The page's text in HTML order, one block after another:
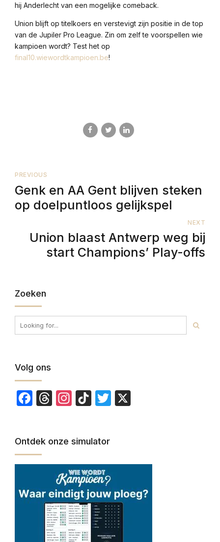
hij Anderlecht van een mogelijke comeback.
Union blijft op titelkoers en verstevigt zijn positie in de top
van de Jupiler Pro League. Zin om zelf te voorspellen wie
kampioen wordt? Test het op
final10.wiewordtkampioen.be!
PREVIOUS
Genk en AA Gent blijven steken
op doelpuntloos gelijkspel
NEXT
Union blaast Antwerp weg bij
start Champions’ Play-offs
Zoeken
Volg ons
Facebook
Threads
Instagram
TikTokTwitter
Ontdek onze simulator